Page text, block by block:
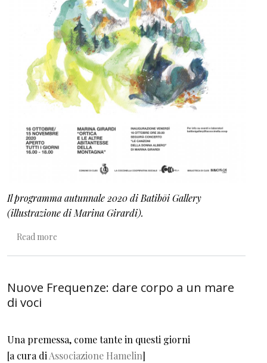
Il programma autunnale 2020 di Batibōi Gallery
(illustrazione di Marina Girardi).
Read more
Nuove Frequenze: dare corpo a un mare
di voci
Una premessa, come tante in questi giorni
[a cura di Associazione Hamelin]